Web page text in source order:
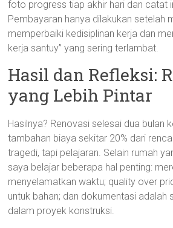
foto progress tiap akhir hari dan catat
Pembayaran hanya dilakukan setelah
memperbaiki kedisiplinan kerja dan
kerja santuy” yang sering terlambat.
Hasil dan Refleksi:
yang Lebih Pintar
Hasilnya? Renovasi selesai dua bulan
tambahan biaya sekitar 20% dari
tragedi, tapi pelajaran. Selain rumah
saya belajar beberapa hal penting:
menyelamatkan waktu; quality over
untuk bahan; dan dokumentasi adalah
dalam proyek konstruksi.